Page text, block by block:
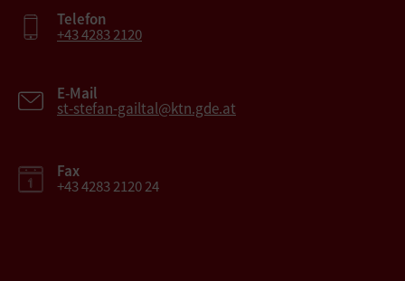
Telefon
+43 4283 2120
E-Mail
st-stefan-gailtal@ktn.gde.at
Fax
+43 4283 2120 24